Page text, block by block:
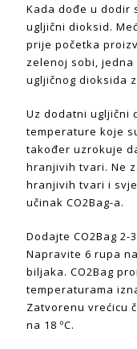
Kada dođe u dodir
ugljični dioksid.
prije početka
zelenoj sobi,
ugljičnog dioksida
Uz dodatni ugljični
temperature koje
također uzrokuje
hranjivih tvari. Ne
hranjivih tvari i
učinak CO2Bag-a.
Dodajte CO2Bag
Napravite 6 rupa
biljaka. CO2Bag
temperaturama
Zatvorenu vrećicu
na 18 ºC.